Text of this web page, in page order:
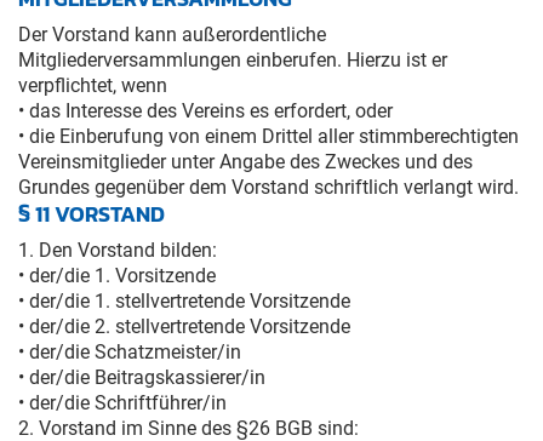
Der Vorstand kann außerordentliche
Mitgliederversammlungen einberufen. Hierzu ist er
verpflichtet, wenn
• das Interesse des Vereins es erfordert, oder
• die Einberufung von einem Drittel aller stimmberechtigten
Vereinsmitglieder unter Angabe des Zweckes und des
Grundes gegenüber dem Vorstand schriftlich verlangt wird.
§ 11 VORSTAND
1. Den Vorstand bilden:
• der/die 1. Vorsitzende
• der/die 1. stellvertretende Vorsitzende
• der/die 2. stellvertretende Vorsitzende
• der/die Schatzmeister/in
• der/die Beitragskassierer/in
• der/die Schriftführer/in
2. Vorstand im Sinne des §26 BGB sind: